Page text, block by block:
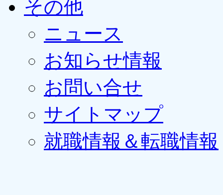
その他
ニュース
お知らせ情報
お問い合せ
サイトマップ
就職情報＆転職情報